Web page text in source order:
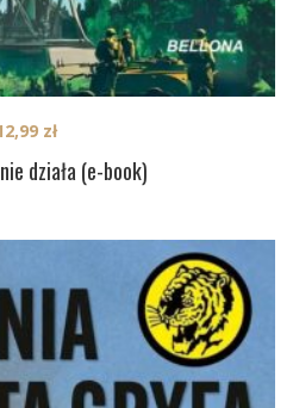
działa (e-book)
zł